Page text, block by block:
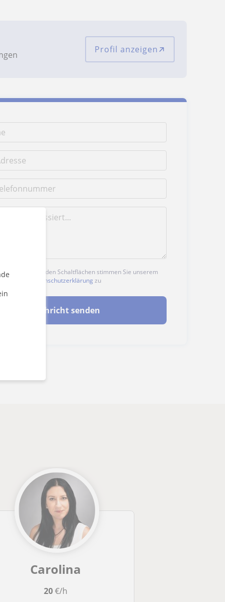
Profil anzeigen
auf eine der beiden Schaltflächen stimmen Sie unserem
Datenschutzerklärung zu
Nachricht senden
Carolina
20€/h